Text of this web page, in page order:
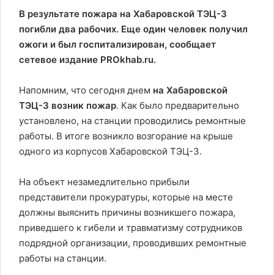
В результате пожара на Хабаровской ТЭЦ-3
погибли два рабочих. Еще один человек получил
ожоги и был госпитализирован, сообщает
сетевое издание PROkhab.ru.
Напомним, что сегодня днем на Хабаровской
ТЭЦ-3 возник пожар. Как было предварительно
установлено, на станции проводились ремонтные
работы. В итоге возникло возгорание на крыше
одного из корпусов Хабаровской ТЭЦ-3.
На объект незамедлительно прибыли
представители прокуратуры, которые на месте
должны выяснить причины возникшего пожара,
приведшего к гибели и травматизму сотрудников
подрядной организации, проводивших ремонтные
работы на станции.